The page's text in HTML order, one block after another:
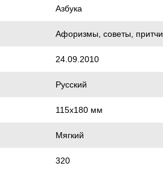
Азбука
Афоризмы, советы, притчи
24.09.2010
Русский
115х180 мм
Мягкий
320